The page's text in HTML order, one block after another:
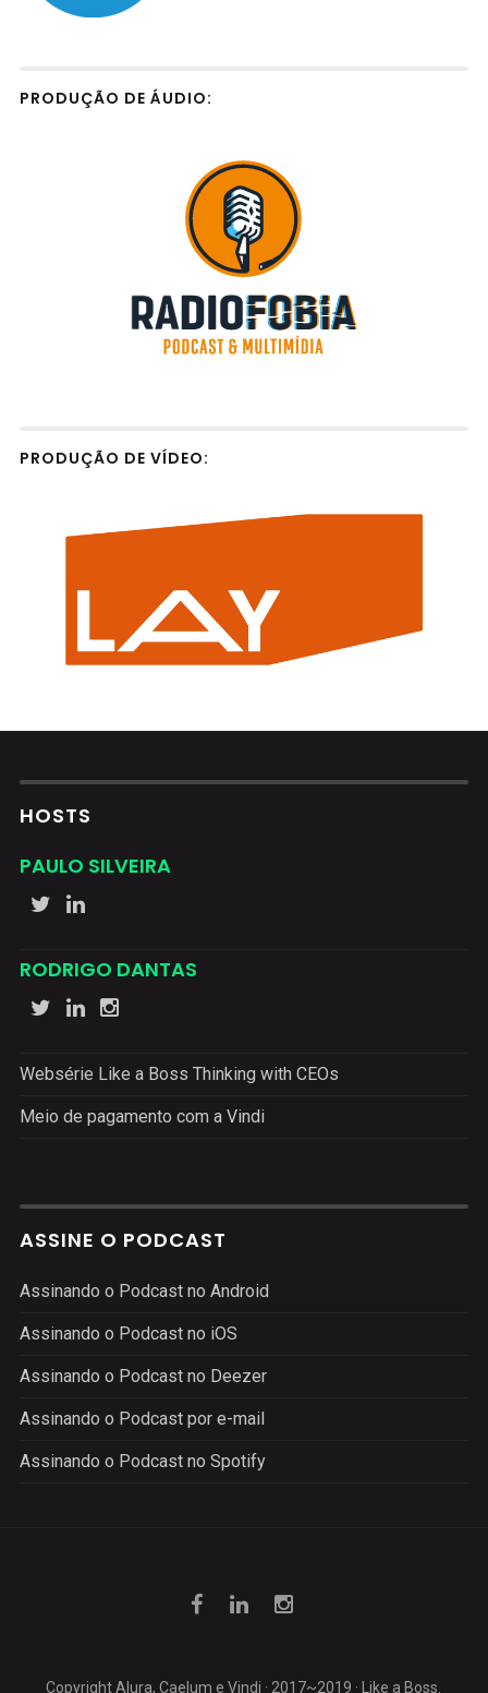
PRODUÇÃO DE ÁUDIO:
PRODUÇÃO DE VÍDEO:
HOSTS
PAULO SILVEIRA
RODRIGO DANTAS
Websérie Like a Boss Thinking with CEOs
Meio de pagamento com a Vindi
ASSINE O PODCAST
Assinando o Podcast no Android
Assinando o Podcast no iOS
Assinando o Podcast no Deezer
Assinando o Podcast por e-mail
Assinando o Podcast no Spotify
Copyright Alura, Caelum e Vindi · 2017~2019 · Like a Boss.